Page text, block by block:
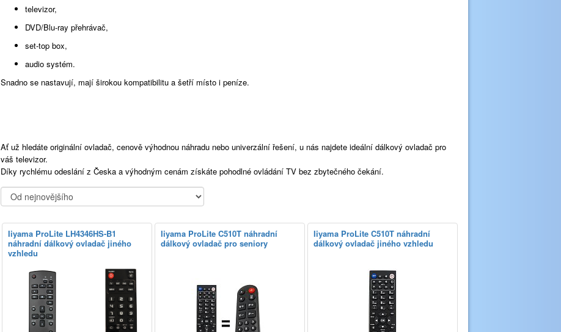
televizor,
DVD/Blu-ray přehrávač,
set-top box,
audio systém.
Snadno se nastavují, mají širokou kompatibilitu a šetří místo i peníze.
Ať už hledáte originální ovladač, cenově výhodnou náhradu nebo univerzální řešení, u nás najdete ideální dálkový ovladač pro
váš televizor.
Díky rychlému odeslání z Česka a výhodným cenám získáte pohodlné ovládání TV bez zbytečného čekání.
Iiyama ProLite LH4346HS-B1
náhradní dálkový ovladač jiného
vzhledu
Iiyama ProLite C510T náhradní
dálkový ovladač pro seniory
Iiyama ProLite C510T náhradní
dálkový ovladač jiného vzhledu